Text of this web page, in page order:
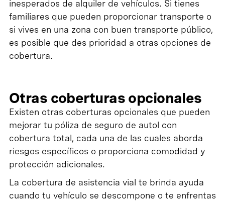
inesperados de alquiler de vehículos. Si tienes
familiares que pueden proporcionar transporte o
si vives en una zona con buen transporte público,
es posible que des prioridad a otras opciones de
cobertura.
Otras coberturas opcionales
Existen otras coberturas opcionales que pueden
mejorar tu póliza de seguro de autol con
cobertura total, cada una de las cuales aborda
riesgos específicos o proporciona comodidad y
protección adicionales.
La cobertura de asistencia vial te brinda ayuda
cuando tu vehículo se descompone o te enfrentas